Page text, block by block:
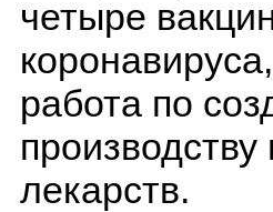
четыре
работа по
лекарств.